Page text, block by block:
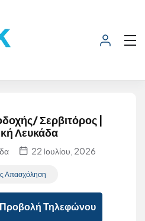
Σερβιτόρος |
Λευκάδα
22 Ιουλίου, 2026
Απασχόληση
Προβολή Τηλεφώνου